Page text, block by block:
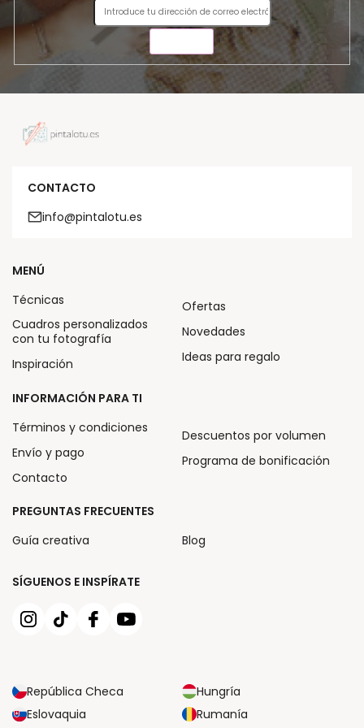
CONTACTO
info@pintalotu.es
SÍGUENOS E INSPÍRATE
República Checa
Hungría
Eslovaquia
Rumanía
MENÚ
Técnicas
Cuadros personalizados
con tu fotografía
Inspiración
Ofertas
Novedades
Ideas para regalo
INFORMACIÓN PARA TI
Términos y condiciones
Envío y pago
Contacto
Descuentos por volumen
Programa de bonificación
PREGUNTAS FRECUENTES
Guía creativa
Blog